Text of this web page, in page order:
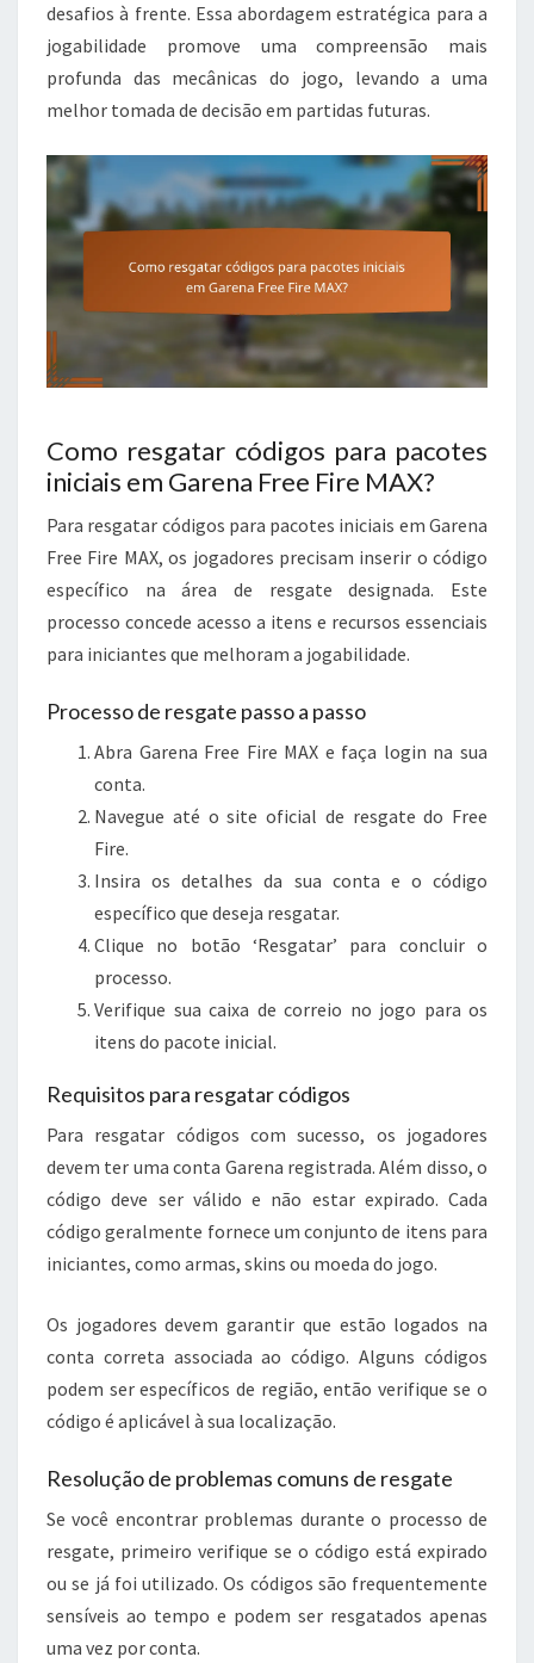
desafios à frente. Essa abordagem estratégica para a
jogabilidade promove uma compreensão mais
profunda das mecânicas do jogo, levando a uma
melhor tomada de decisão em partidas futuras.
Como resgatar códigos para pacotes
iniciais em Garena Free Fire MAX?
Para resgatar códigos para pacotes iniciais em Garena
Free Fire MAX, os jogadores precisam inserir o código
específico na área de resgate designada. Este
processo concede acesso a itens e recursos essenciais
para iniciantes que melhoram a jogabilidade.
Processo de resgate passo a passo
Abra Garena Free Fire MAX e faça login na sua
conta.
Navegue até o site oficial de resgate do Free
Fire.
Insira os detalhes da sua conta e o código
específico que deseja resgatar.
Clique no botão ‘Resgatar’ para concluir o
processo.
Verifique sua caixa de correio no jogo para os
itens do pacote inicial.
Requisitos para resgatar códigos
Para resgatar códigos com sucesso, os jogadores
devem ter uma conta Garena registrada. Além disso, o
código deve ser válido e não estar expirado. Cada
código geralmente fornece um conjunto de itens para
iniciantes, como armas, skins ou moeda do jogo.
Os jogadores devem garantir que estão logados na
conta correta associada ao código. Alguns códigos
podem ser específicos de região, então verifique se o
código é aplicável à sua localização.
Resolução de problemas comuns de resgate
Se você encontrar problemas durante o processo de
resgate, primeiro verifique se o código está expirado
ou se já foi utilizado. Os códigos são frequentemente
sensíveis ao tempo e podem ser resgatados apenas
uma vez por conta.